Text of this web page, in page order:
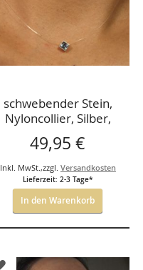
schwebender Stein,
Nyloncollier, Silber,
hellblauer Stein
49,95 €
Inkl. MwSt.,zzgl. Versandkosten
Lieferzeit: 2-3 Tage*
In den Warenkorb
ZUR